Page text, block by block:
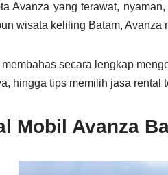
Avanza yang terawat,
wisata keliling Batam,
secara lengkap
hingga tips memilih jasa
Mobil Avanza